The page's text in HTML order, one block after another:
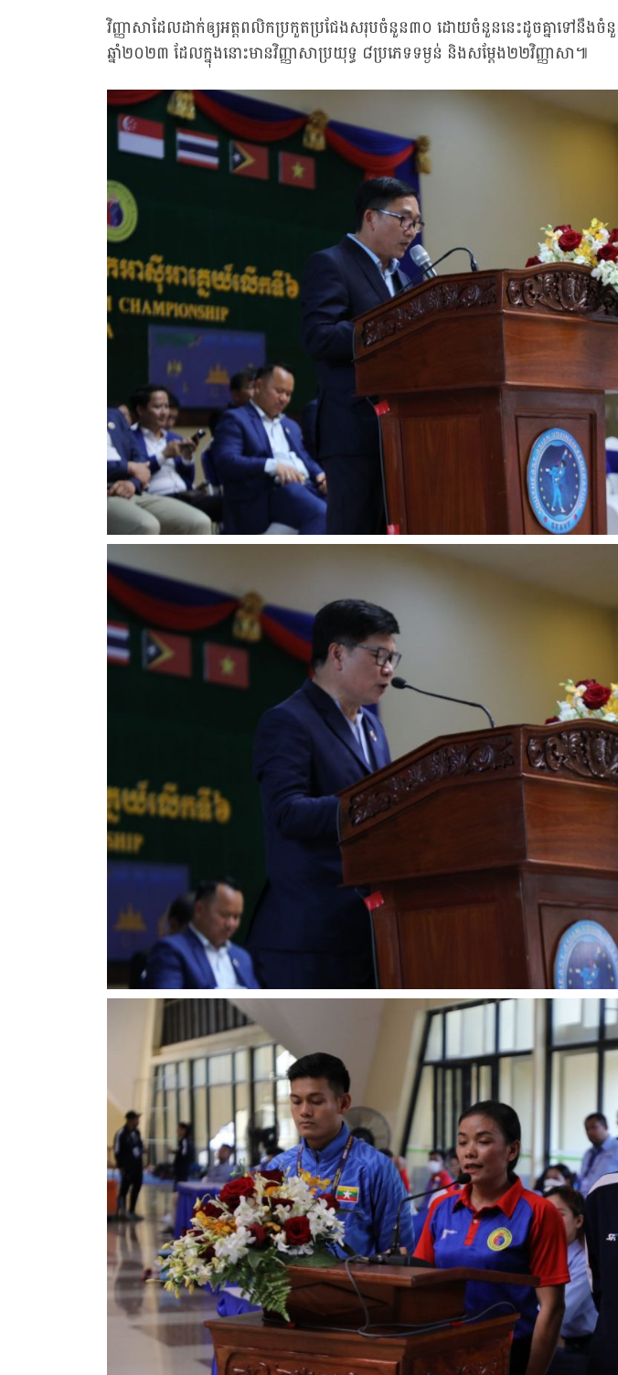
វិញ្ញាសាដែលដាក់ឲ្យអត្តពលិកប្រកួតប្រជែងសរុបចំនួន៣០ ដោយចំនួននេះដូចគ្នាទៅនឹងចំនួ
ឆ្នាំ២០២៣ ដែលក្នុងនោះមានវិញ្ញាសាប្រយុទ្ធ ៨ប្រភេទទម្ងន់ និងសម្តែង២២វិញ្ញាសា៕